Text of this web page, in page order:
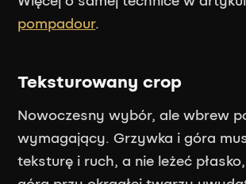
pompadour.
Teksturowany crop
Nowoczesny wybór, ale wbrew
wymagający. Grzywka i góra
teksturę i ruch, a nie leżeć